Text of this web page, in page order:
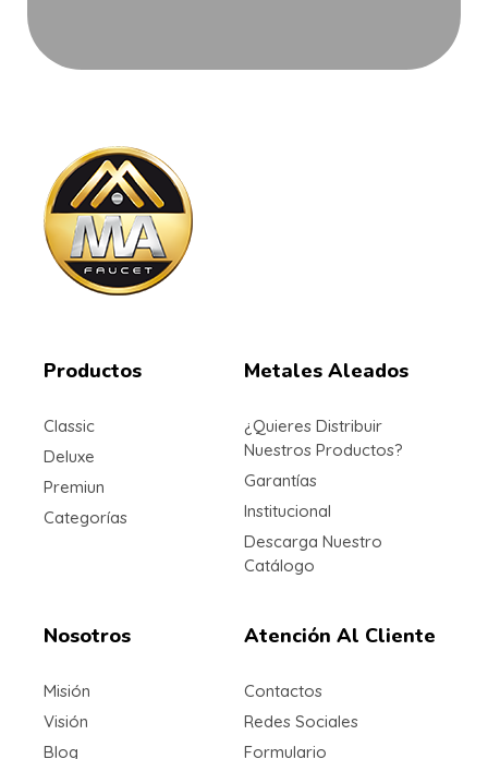
Productos
Classic
Deluxe
Premiun
Categorías
Metales Aleados
¿Quieres Distribuir
Nuestros Productos?
Garantías
Institucional
Descarga Nuestro
Catálogo
Nosotros
Misión
Visión
Blog
Atención Al Cliente
Contactos
Redes Sociales
Formulario